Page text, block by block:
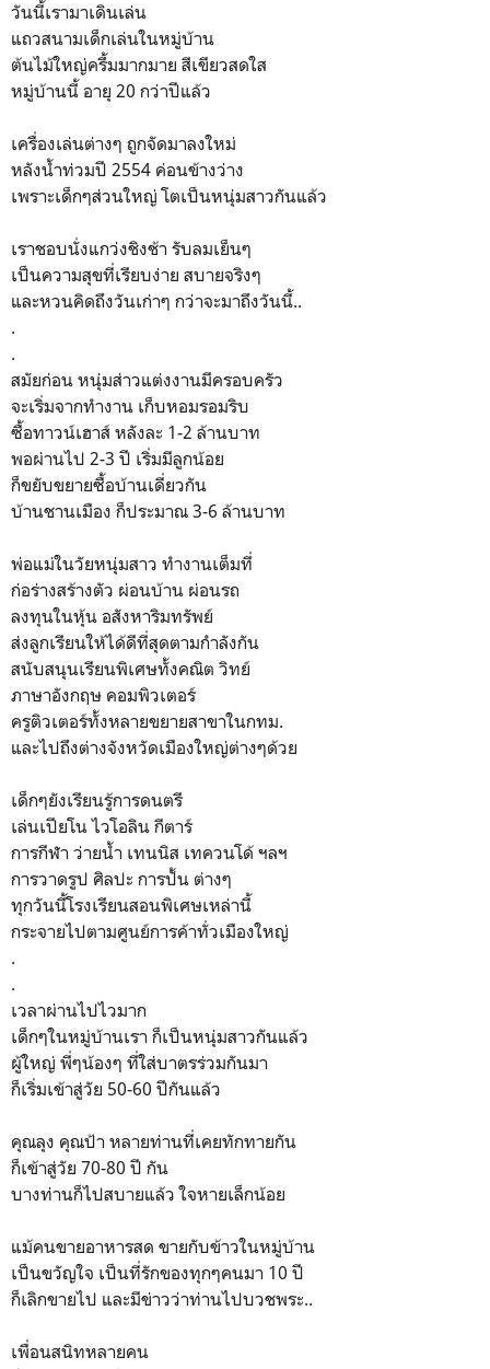
วันนี้เรามาเดินเล่น
แถวสนามเด็กเล่นในหมู่บ้าน
ต้นไม้ใหญ่ครึ้มมากมาย สีเขียวสดใส
หมู่บ้านนี้ อายุ 20 กว่าปีแล้ว
เครื่องเล่นต่างๆ ถูกจัดมาลงใหม่
หลังน้ำท่วมปี 2554 ค่อนข้างว่าง
เพราะเด็กๆส่วนใหญ่ โตเป็นหนุ่มสาวกันแล้ว
เราชอบนั่งแกว่งชิงช้า รับลมเย็นๆ
เป็นความสุขที่เรียบง่าย สบายจริงๆ
และหวนคิดถึงวันเก่าๆ กว่าจะมาถึงวันนี้..
.
.
สมัยก่อน หนุ่มส่าวแต่งงานมีครอบครัว
จะเริ่มจากทำงาน เก็บหอมรอมริบ
ซื้อทาวน์เฮาส์ หลังละ 1-2 ล้านบาท
พอผ่านไป 2-3 ปี เริ่มมีลูกน้อย
ก็ขยับขยายซื้อบ้านเดี่ยวกัน
บ้านชานเมือง ก็ประมาณ 3-6 ล้านบาท
พ่อแม่ในวัยหนุ่มสาว ทำงานเต็มที่
ก่อร่างสร้างตัว ผ่อนบ้าน ผ่อนรถ
ลงทุนในหุ้น อสังหาริมทรัพย์
ส่งลูกเรียนให้ได้ดีที่สุดตามกำลังกัน
สนับสนุนเรียนพิเศษทั้งคณิต วิทย์
ภาษาอังกฤษ คอมพิวเตอร์
ครูติวเตอร์ทั้งหลายขยายสาขาในกทม.
และไปถึงต่างจังหวัดเมืองใหญ่ต่างๆด้วย
เด็กๆยังเรียนรู้การดนตรี
เล่นเปียโน ไวโอลิน กีตาร์
การกีฬา ว่ายน้ำ เทนนิส เทควนโด้ ฯลฯ
การวาดรูป ศิลปะ การปั้น ต่างๆ
ทุกวันนี้โรงเรียนสอนพิเศษเหล่านี้
กระจายไปตามศูนย์การค้าทั่วเมืองใหญ่
.
.
เวลาผ่านไปไวมาก
เด็กๆในหมู่บ้านเรา ก็เป็นหนุ่มสาวกันแล้ว
ผู้ใหญ่ พี่ๆน้องๆ ที่ใส่บาตรร่วมกันมา
ก็เริ่มเข้าสู่วัย 50-60 ปีกันแล้ว
คุณลุง คุณป้า หลายท่านที่เคยทักทายกัน
ก็เข้าสู่วัย 70-80 ปี กัน
บางท่านก็ไปสบายแล้ว ใจหายเล็กน้อย
แม้คนขายอาหารสด ขายกับข้าวในหมู่บ้าน
เป็นขวัญใจ เป็นที่รักของทุกๆคนมา 10 ปี
ก็เลิกขายไป และมีข่าวว่าท่านไปบวชพระ..
เพื่อนสนิทหลายคน